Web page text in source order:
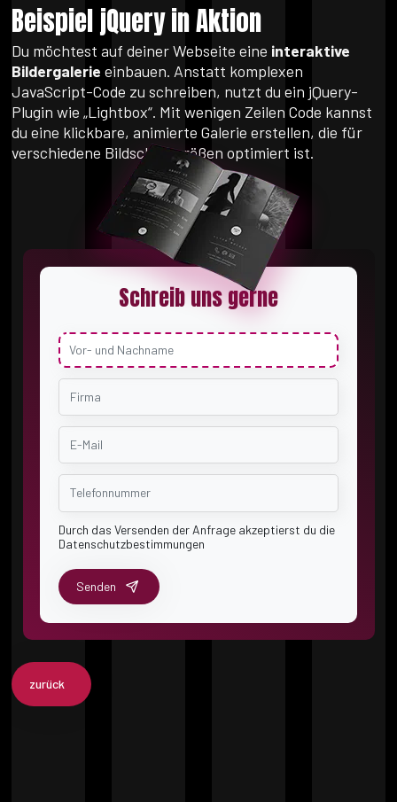
Beispiel jQuery in Aktion
Du möchtest auf deiner Webseite eine interaktive
Bildergalerie einbauen. Anstatt komplexen
JavaScript-Code zu schreiben, nutzt du ein jQuery-
Plugin wie „Lightbox“. Mit wenigen Zeilen Code kannst
du eine klickbare, animierte Galerie erstellen, die für
verschiedene Bildschirmgrößen optimiert ist.
Schreib uns gerne
Durch das Versenden der Anfrage akzeptierst du die
Datenschutzbestimmungen
Senden
zurück